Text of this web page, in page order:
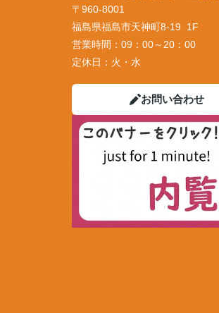
〒960-8001
福島県福島市天神町8-19 1F
営業時間： 09：00～20：00
定休日： 火・水
お問い合わせ